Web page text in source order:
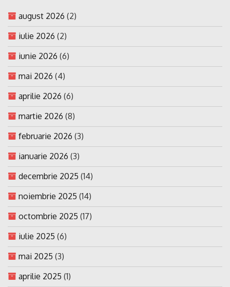
august 2026 (2)
iulie 2026 (2)
iunie 2026 (6)
mai 2026 (4)
aprilie 2026 (6)
martie 2026 (8)
februarie 2026 (3)
ianuarie 2026 (3)
decembrie 2025 (14)
noiembrie 2025 (14)
octombrie 2025 (17)
iulie 2025 (6)
mai 2025 (3)
aprilie 2025 (1)